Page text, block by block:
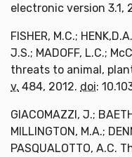
electronic version 3.1,
FISHER, M.C.;
J.S.; MADOFF, L.C.;
threats to animal,
v. 484, 2012. doi:
GIACOMAZZI, J.;
MILLINGTON, M.A.;
PASQUALOTTO, A.C.